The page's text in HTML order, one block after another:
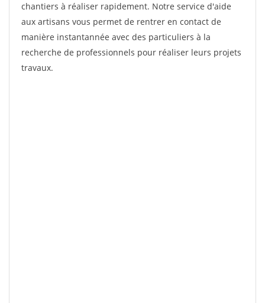
chantiers à réaliser rapidement. Notre service d'aide
aux artisans vous permet de rentrer en contact de
manière instantannée avec des particuliers à la
recherche de professionnels pour réaliser leurs projets
travaux.